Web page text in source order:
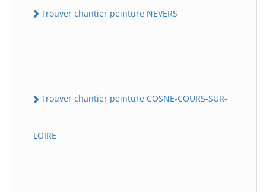
Trouver chantier peinture NEVERS
Trouver chantier peinture COSNE-COURS-SUR-
LOIRE